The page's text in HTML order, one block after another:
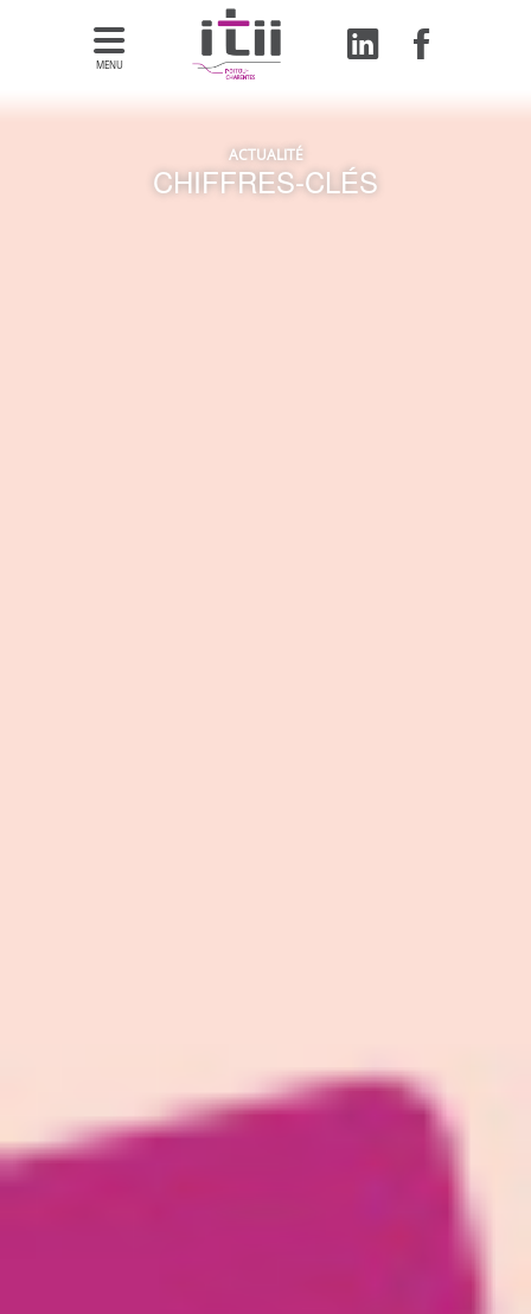
MENU
ACTUALITÉ
CHIFFRES-CLÉS